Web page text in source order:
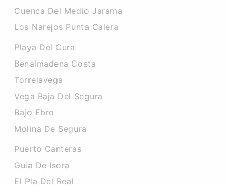
Cuenca Del Medio Jarama
Los Narejos Punta Calera
Playa Del Cura
Benalmadena Costa
Torrelavega
Vega Baja Del Segura
Bajo Ebro
Molina De Segura
Puerto Canteras
Guia De Isora
El Pla Del Real